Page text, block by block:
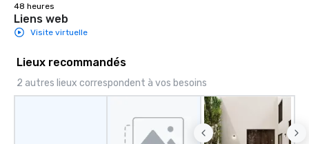
48 heures
Liens web
Visite virtuelle
Lieux recommandés
2 autres lieux correspondent à vos besoins